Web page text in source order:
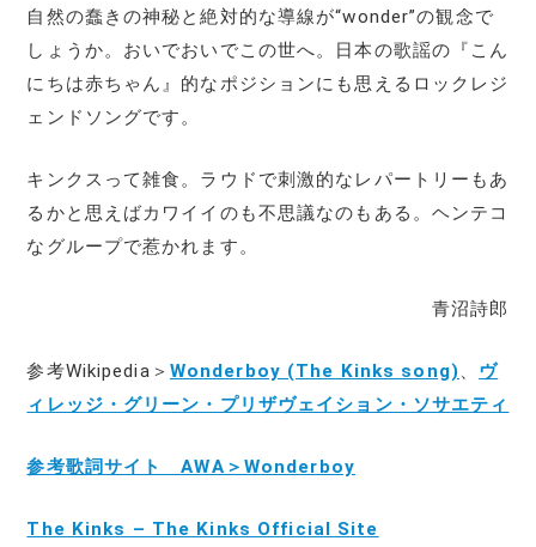
自然の蠢きの神秘と絶対的な導線が“wonder”の観念で
しょうか。おいでおいでこの世へ。日本の歌謡の『こん
にちは赤ちゃん』的なポジションにも思えるロックレジ
ェンドソングです。
キンクスって雑食。ラウドで刺激的なレパートリーもあ
るかと思えばカワイイのも不思議なのもある。ヘンテコ
なグループで惹かれます。
青沼詩郎
参考Wikipedia＞ Wonderboy (The Kinks song)
ヴ
ィレッジ・グリーン・プリザヴェイション・ソサエティ
参考歌詞サイト AWA＞Wonderboy
The Kinks – The Kinks Official Site